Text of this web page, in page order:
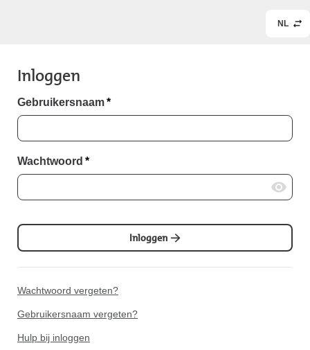
NL
Inloggen
Gebruikersnaam*
Wachtwoord *
Inloggen
Wachtwoord vergeten?
Gebruikersnaam vergeten?
Hulp bij inloggen